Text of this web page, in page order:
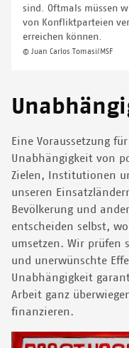
sind. Oftmals müssen
von Konfliktparteien
erreichen können.
© Juan Carlos Tomasi/MSF
Eine Voraussetzung
Unabhängigkeit von
Zielen, Institutionen
unseren
Bevölkerung und
entscheiden selbst,
umsetzen. Wir prüfen
und unerwünschte
Unabhängigkeit
Arbeit ganz
finanzieren.